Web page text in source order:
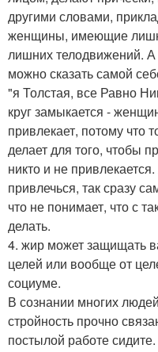
другими словами,
женщины, имеющие
лишних телодвижений. А
можно сказать самой
"я Толстая, все Равно
круг замыкается -
привлекает, потому что
делает для того, чтобы
никто и не
привлечься, так сразу
что не понимает, что с
делать.
4. жир может защищать
целей или вообще от
социуме.
В сознании многих
стройность прочно
постылой работе